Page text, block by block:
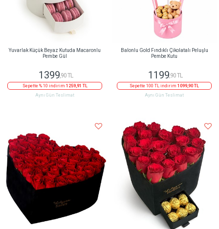
Yuvarlak Küçük Beyaz Kutuda Macaronlu
Pembe Gül
1399 ,90 TL
Sepette % 10 indirim 1259,91 TL
Aynı Gün Teslimat
Balonlu Gold Fındıklı Çikolatalı Peluşlu
Pembe Kutu
1199 ,90 TL
Sepette 100 TL indirim 1099,90 TL
Aynı Gün Teslimat